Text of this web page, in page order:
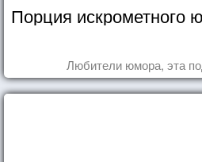
Порция искрометного
Любители юмора, эта